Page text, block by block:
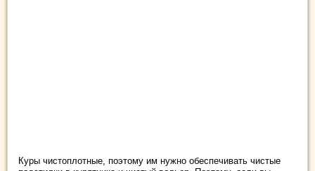
Куры чистоплотные, поэтому им нужно обеспечивать чистые